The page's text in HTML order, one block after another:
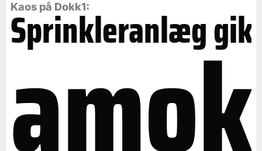
Kaos på Dokk1:
Sprinkleranlæg gik
amok